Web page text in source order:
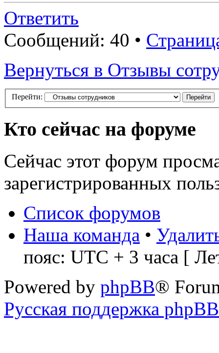
Ответить
Сообщений: 40 •
Вернуться в Отзывы
Перейти:
Кто сейчас на форуме
Сейчас этот форум
зарегистрированных
Список форумов
Наша команда •
пояс: UTC + 3 часа [
Powered by phpBB®
Русская поддержка phpBB